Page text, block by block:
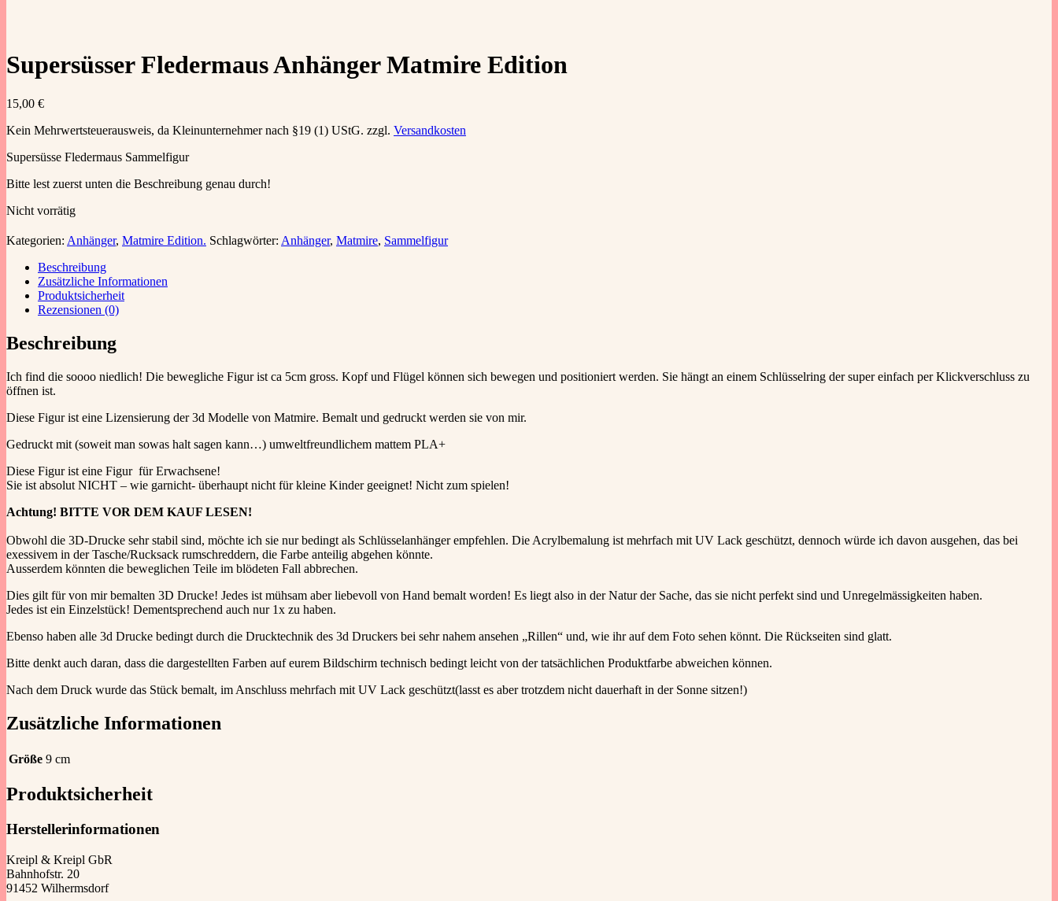
Supersüsser Fledermaus Anhänger Matmire Edition
15,00 €
Kein Mehrwertsteuerausweis, da Kleinunternehmer nach §19 (1) UStG. zzgl. Versandkosten
Supersüsse Fledermaus Sammelfigur
Bitte lest zuerst unten die Beschreibung genau durch!
Nicht vorrätig
Kategorien: Anhänger, Matmire Edition. Schlagwörter: Anhänger, Matmire, Sammelfigur
Beschreibung
Zusätzliche Informationen
Produktsicherheit
Rezensionen (0)
Beschreibung
Ich find die soooo niedlich! Die bewegliche Figur ist ca 5cm gross. Kopf und Flügel können sich bewegen und positioniert werden. Sie hängt an einem Schlüsselring der super einfach per Klickverschluss zu
öffnen ist.
Diese Figur ist eine Lizensierung der 3d Modelle von Matmire. Bemalt und gedruckt werden sie von mir.
Gedruckt mit (soweit man sowas halt sagen kann…) umweltfreundlichem mattem PLA+
Diese Figur ist eine Figur für Erwachsene!
Sie ist absolut NICHT – wie garnicht- überhaupt nicht für kleine Kinder geeignet! Nicht zum spielen!
Achtung! BITTE VOR DEM KAUF LESEN!
Obwohl die 3D-Drucke sehr stabil sind, möchte ich sie nur bedingt als Schlüsselanhänger empfehlen. Die Acrylbemalung ist mehrfach mit UV Lack geschützt, dennoch würde ich davon ausgehen, das bei
exessivem in der Tasche/Rucksack rumschreddern, die Farbe anteilig abgehen könnte.
Ausserdem könnten die beweglichen Teile im blödeten Fall abbrechen.
Dies gilt für von mir bemalten 3D Drucke! Jedes ist mühsam aber liebevoll von Hand bemalt worden! Es liegt also in der Natur der Sache, das sie nicht perfekt sind und Unregelmässigkeiten haben.
Jedes ist ein Einzelstück! Dementsprechend auch nur 1x zu haben.
Ebenso haben alle 3d Drucke bedingt durch die Drucktechnik des 3d Druckers bei sehr nahem ansehen „Rillen“ und, wie ihr auf dem Foto sehen könnt. Die Rückseiten sind glatt.
Bitte denkt auch daran, dass die dargestellten Farben auf eurem Bildschirm technisch bedingt leicht von der tatsächlichen Produktfarbe abweichen können.
Nach dem Druck wurde das Stück bemalt, im Anschluss mehrfach mit UV Lack geschützt(lasst es aber trotzdem nicht dauerhaft in der Sonne sitzen!)
Zusätzliche Informationen
Größe 9 cm
Produktsicherheit
Herstellerinformationen
Kreipl & Kreipl GbR
Bahnhofstr. 20
91452 Wilhermsdorf